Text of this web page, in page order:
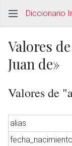
Diccionario
Valores
Juan de»
Valores de
alias
fecha_nacimiento